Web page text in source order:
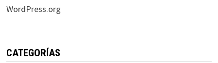
WordPress.org
CATEGORÍAS